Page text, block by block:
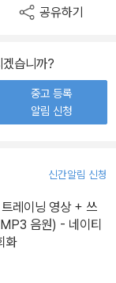
공유하기
습니까?
중고 등록
알림 신청
신간알림 신청
레이닝 영상 + 쓰
음원) - 네이티
화